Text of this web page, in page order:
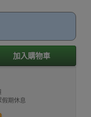
加入購物車
期休息